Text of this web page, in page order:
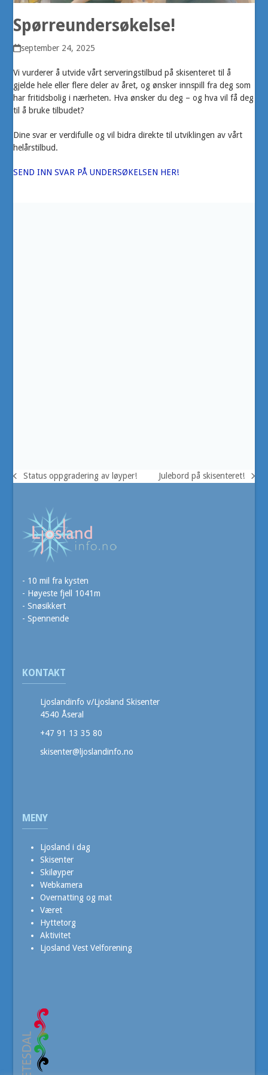
Spørreundersøkelse!
september 24, 2025
Vi vurderer å utvide vårt serveringstilbud på skisenteret til å
gjelde hele eller flere deler av året, og ønsker innspill fra deg som
har fritidsbolig i nærheten. Hva ønsker du deg – og hva vil få deg
til å bruke tilbudet?
Dine svar er verdifulle og vil bidra direkte til utviklingen av vårt
helårstilbud.
SEND INN SVAR PÅ UNDERSØKELSEN HER!
previous
Status oppgradering av løyper!
next
Julebord på skisenteret!
- 10 mil fra kysten
- Høyeste fjell 1041m
- Snøsikkert
- Spennende
KONTAKT
Ljoslandinfo v/Ljosland Skisenter
4540 Åseral
+47 91 13 35 80
skisenter@ljoslandinfo.no
MENY
Ljosland i dag
Skisenter
Skiløyper
Webkamera
Overnatting og mat
Været
Hyttetorg
Aktivitet
Ljosland Vest Velforening